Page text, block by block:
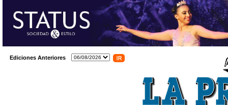
Ediciones Anteriores